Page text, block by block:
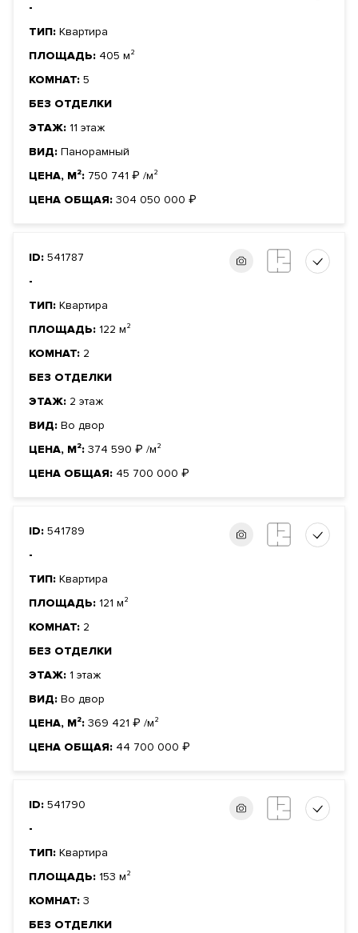
-
ТИП: Квартира
ПЛОЩАДЬ: 405 м²
КОМНАТ: 5
БЕЗ ОТДЕЛКИ
ЭТАЖ: 11 этаж
ВИД: Панорамный
ЦЕНА, М²: 750 741 ₽ /м²
ЦЕНА ОБЩАЯ: 304 050 000 ₽
ID: 541787
-
ТИП: Квартира
ПЛОЩАДЬ: 122 м²
КОМНАТ: 2
БЕЗ ОТДЕЛКИ
ЭТАЖ: 2 этаж
ВИД: Во двор
ЦЕНА, М²: 374 590 ₽ /м²
ЦЕНА ОБЩАЯ: 45 700 000 ₽
ID: 541789
-
ТИП: Квартира
ПЛОЩАДЬ: 121 м²
КОМНАТ: 2
БЕЗ ОТДЕЛКИ
ЭТАЖ: 1 этаж
ВИД: Во двор
ЦЕНА, М²: 369 421 ₽ /м²
ЦЕНА ОБЩАЯ: 44 700 000 ₽
ID: 541790
-
ТИП: Квартира
ПЛОЩАДЬ: 153 м²
КОМНАТ: 3
БЕЗ ОТДЕЛКИ